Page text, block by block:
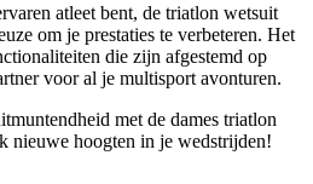
atleet bent, de triatlon wetsuit
om je prestaties te verbeteren. Het
die zijn afgestemd op
voor al je multisport avonturen.
met de dames triatlon
nieuwe hoogten in je wedstrijden!